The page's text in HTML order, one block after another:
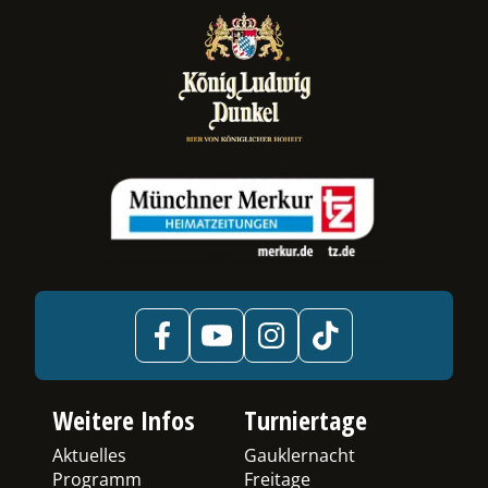
Weitere Infos
Aktuelles
Programm
Turniertage
Gauklernacht
Freitage